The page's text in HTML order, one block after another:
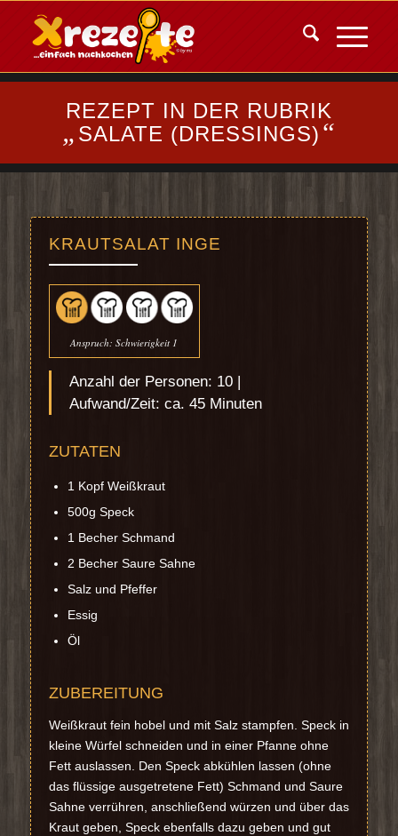
REZEPT IN DER RUBRIK
„ SALATE (DRESSINGS) “
KRAUTSALAT INGE
Anspruch: Schwierigkeit 1
Anzahl der Personen: 10 |
Aufwand/Zeit: ca. 45 Minuten
ZUTATEN
1 Kopf Weißkraut
500g Speck
1 Becher Schmand
2 Becher Saure Sahne
Salz und Pfeffer
Essig
Öl
ZUBEREITUNG
Weißkraut fein hobel und mit Salz stampfen. Speck in
kleine Würfel schneiden und in einer Pfanne ohne
Fett auslassen. Den Speck abkühlen lassen (ohne
das flüssige ausgetretene Fett) Schmand und Saure
Sahne verrühren, anschließend würzen und über das
Kraut geben, Speck ebenfalls dazu geben und gut